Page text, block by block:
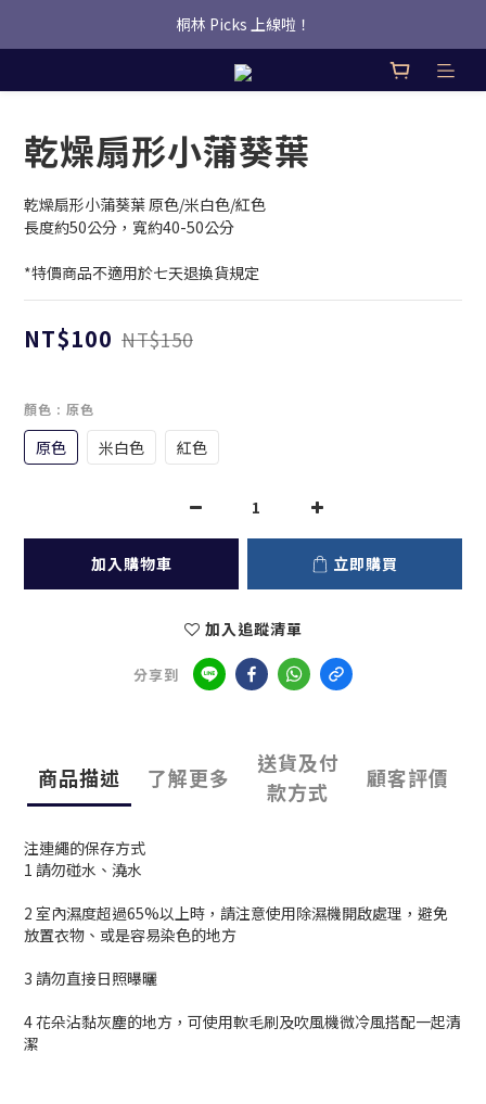
桐林 Picks 上線啦！
桐林 Picks 上線啦！
✿桐林Fleur✿  Uber Eats即點即送🛵
乾燥扇形小蒲葵葉
乾燥扇形小蒲葵葉 原色/米白色/紅色
長度約50公分，寬約40-50公分
*特價商品不適用於七天退換貨規定
NT$100 NT$150
顏色 : 原色
原色 米白色 紅色
加入購物車 立即購買
加入追蹤清單
分享到
商品描述 了解更多
送貨及付
款方式
顧客評價
注連繩的保存方式
1 請勿碰水、澆水
2 室內濕度超過65%以上時，請注意使用除濕機開啟處理，避免
放置衣物、或是容易染色的地方
3 請勿直接日照曝曬
4 花朵沾黏灰塵的地方，可使用軟毛刷及吹風機微冷風搭配一起清
潔